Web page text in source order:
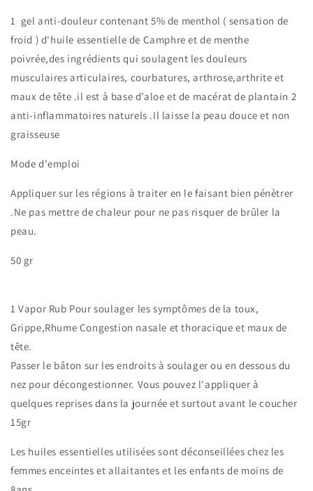
1 gel anti-douleur contenant 5% de menthol ( sensation de
froid ) d'huile essentielle de Camphre et de menthe
poivrée,des ingrédients qui soulagent les douleurs
musculaires articulaires, courbatures, arthrose,arthrite et
maux de tête .il est à base d’aloe et de macérat de plantain 2
anti-inflammatoires naturels .Il laisse la peau douce et non
graisseuse
Mode d'emploi
Appliquer sur les régions à traiter en le faisant bien pénètrer
.Ne pas mettre de chaleur pour ne pas risquer de brûler la
peau.
50 gr
1 Vapor Rub Pour soulager les symptômes de la toux,
Grippe,Rhume Congestion nasale et thoracique et maux de
tête.
Passer le bâton sur les endroits à soulager ou en dessous du
nez pour décongestionner. Vous pouvez l'appliquer à
quelques reprises dans la journée et surtout avant le coucher
15gr
Les huiles essentielles utilisées sont déconseillées chez les
femmes enceintes et allaitantes et les enfants de moins de